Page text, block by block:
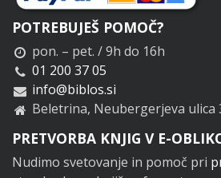
POTREBUJEŠ POMOČ?
pon. – pet. / 9h do 16h
01 200 37 05
info@biblos.si
Beletrina, Neubergerjeva ulica
PRETVORBA KNJIG V E-
Nudimo svetovanje in pomoč pri